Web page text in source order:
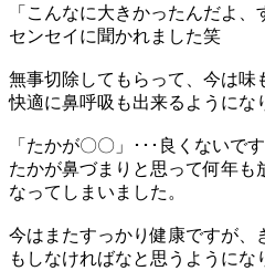
「こんなに大きかったんだよ
センセイに聞かれました笑
無事切除してもらって、今は味
快適に鼻呼吸も出来るようにな
「たかが〇〇」･･･良くないです
たかが鼻づまりと思って何年も
なってしまいました。
今はまたすっかり健康ですが、
もしなければなと思うようにな